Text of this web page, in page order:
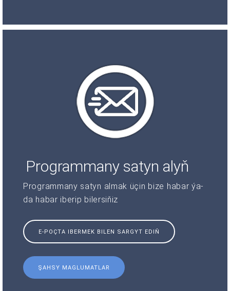
Programmany satyn alyň
Programmany satyn almak üçin bize habar ýa-
da habar iberip bilersiňiz
E-POÇTA IBERMEK BILEN SARGYT EDIŇ
ŞAHSY MAGLUMATLAR